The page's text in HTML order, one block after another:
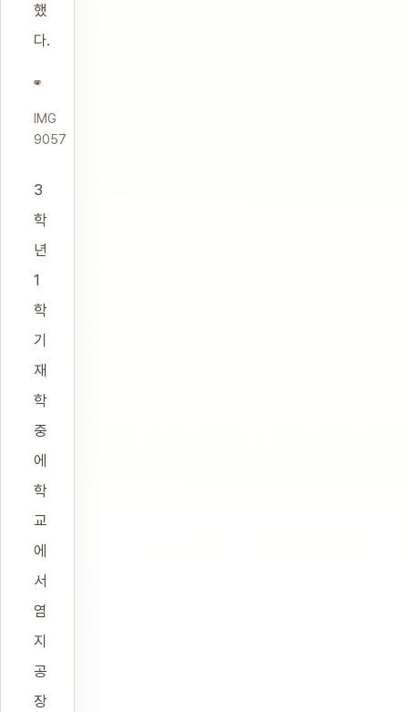
했
다.
IMG
9057
3
학
년
1
학
기
재
학
중
에
학
교
에
서
염
지
공
장